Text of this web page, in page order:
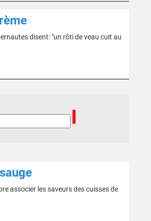
disent: "un rôti de veau cuit au
associer les saveurs des cuisses de